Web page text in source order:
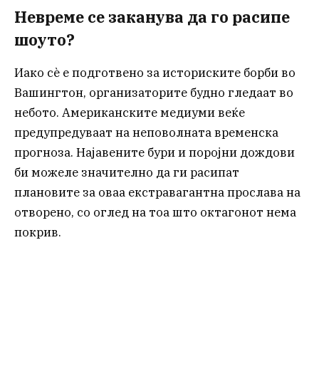
Невреме се заканува да го расипе
шоуто?
Иако сè е подготвено за историските борби во
Вашингтон, организаторите будно гледаат во
небото. Американските медиуми веќе
предупредуваат на неповолната временска
прогноза. Најавените бури и поројни дождови
би можеле значително да ги расипат
плановите за оваа екстравагантна прослава на
отворено, со оглед на тоа што октагонот нема
покрив.